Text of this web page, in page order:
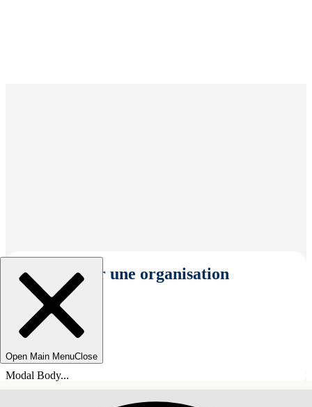
Sélectionner une organisation
Open Main MenuClose
Modal Body...